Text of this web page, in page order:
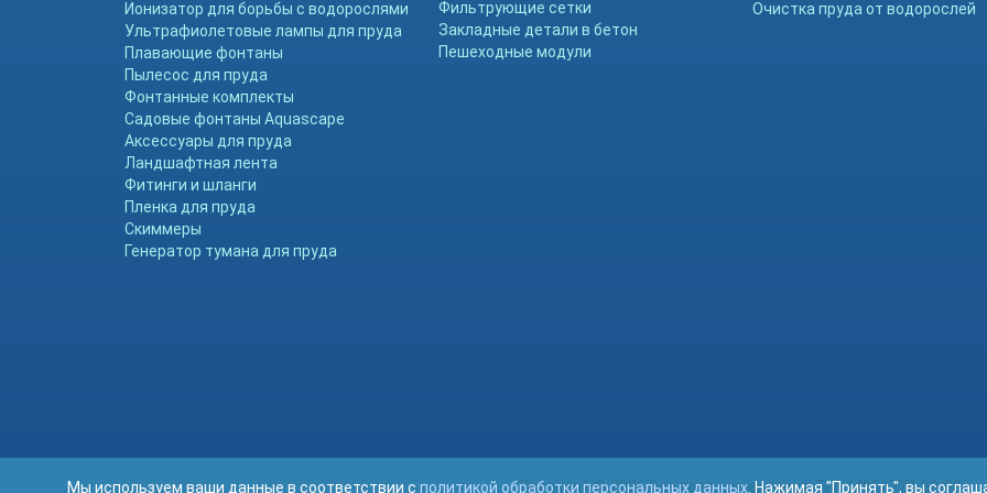
Ионизатор для борьбы с водорослями
Ультрафиолетовые лампы для пруда
Плавающие фонтаны
Пылесос для пруда
Фонтанные комплекты
Садовые фонтаны Aquascape
Аксессуары для пруда
Ландшафтная лента
Фитинги и шланги
Пленка для пруда
Скиммеры
Генератор тумана для пруда
Фильтрующие сетки
Закладные детали в бетон
Пешеходные модули
Очистка пруда от водорослей
Прудовой © 2026 Все права защищены. Тел. (495) 778-89-93
Мы используем ваши данные в соответствии с политикой обработки персональных данных . Нажимая "Принять", вы